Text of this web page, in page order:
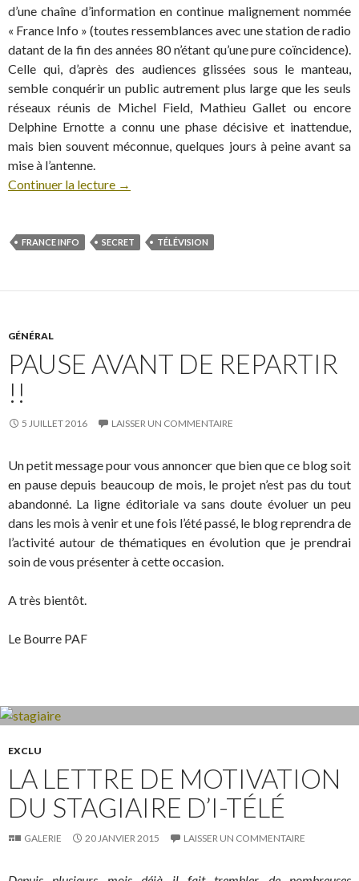
d’une chaîne d’information en continue malignement nommée
« France Info » (toutes ressemblances avec une station de radio
datant de la fin des années 80 n’étant qu’une pure coïncidence).
Celle qui, d’après des audiences glissées sous le manteau,
semble conquérir un public autrement plus large que les seuls
réseaux réunis de Michel Field, Mathieu Gallet ou encore
Delphine Ernotte a connu une phase décisive et inattendue,
mais bien souvent méconnue, quelques jours à peine avant sa
mise à l’antenne.
Continuer la lecture →
FRANCE INFO SECRET TÉLÉVISION
GÉNÉRAL
PAUSE AVANT DE REPARTIR
!!
5 JUILLET 2016 LAISSER UN COMMENTAIRE
Un petit message pour vous annoncer que bien que ce blog soit
en pause depuis beaucoup de mois, le projet n’est pas du tout
abandonné. La ligne éditoriale va sans doute évoluer un peu
dans les mois à venir et une fois l’été passé, le blog reprendra de
l’activité autour de thématiques en évolution que je prendrai
soin de vous présenter à cette occasion.
A très bientôt.
Le Bourre PAF
EXCLU
LA LETTRE DE MOTIVATION
DU STAGIAIRE D’I-TÉLÉ
GALERIE 20 JANVIER 2015 LAISSER UN COMMENTAIRE